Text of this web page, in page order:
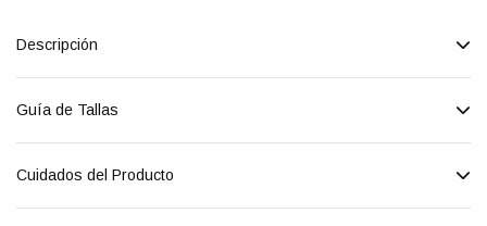
Descripción
Guía de Tallas
Cuidados del Producto